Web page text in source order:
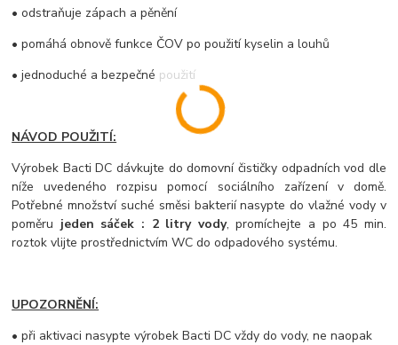
• odstraňuje zápach a pěnění
• pomáhá obnově funkce ČOV po použití kyselin a louhů
• jednoduché a bezpečné použití
NÁVOD POUŽITÍ:
Výrobek Bacti DC dávkujte do domovní čističky odpadních vod dle
níže uvedeného rozpisu pomocí sociálního zařízení v domě.
Potřebné množství suché směsi bakterií nasypte do vlažné vody v
poměru jeden sáček : 2 litry vody, promíchejte a po 45 min.
roztok vlijte prostřednictvím WC do odpadového systému.
UPOZORNĚNÍ:
• při aktivaci nasypte výrobek Bacti DC vždy do vody, ne naopak